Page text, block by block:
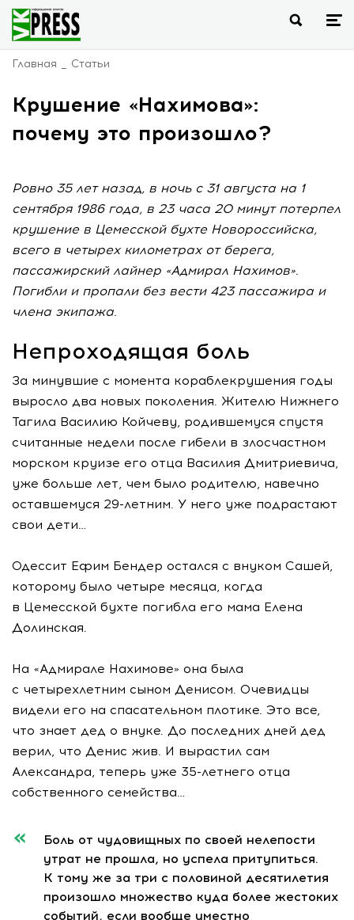
Главная Статьи
Крушение «Нахимова»:
почему это произошло?
Ровно 35 лет назад, в ночь с 31 августа на 1
сентября 1986 года, в 23 часа 20 минут потерпел
крушение в Цемесской бухте Новороссийска,
всего в четырех километрах от берега,
пассажирский лайнер «Адмирал Нахимов».
Погибли и пропали без вести 423 пассажира и
члена экипажа.
Непроходящая боль
За минувшие с момента кораблекрушения годы
выросло два новых поколения. Жителю Нижнего
Тагила Василию Койчеву, родившемуся спустя
считанные недели после гибели в злосчастном
морском круизе его отца Василия Дмитриевича,
уже больше лет, чем было родителю, навечно
оставшемуся 29-летним. У него уже подрастают
свои дети…
Одессит Ефим Бендер остался с внуком Сашей,
которому было четыре месяца, когда
в Цемесской бухте погибла его мама Елена
Долинская.
На «Адмирале Нахимове» она была
с четырехлетним сыном Денисом. Очевидцы
видели его на спасательном плотике. Это все,
что знает дед о внуке. До последних дней дед
верил, что Денис жив. И вырастил сам
Александра, теперь уже 35-летнего отца
собственного семейства…
Боль от чудовищных по своей нелепости
утрат не прошла, но успела притупиться.
К тому же за три с половиной десятилетия
произошло множество куда более жестоких
событий, если вообще уместно